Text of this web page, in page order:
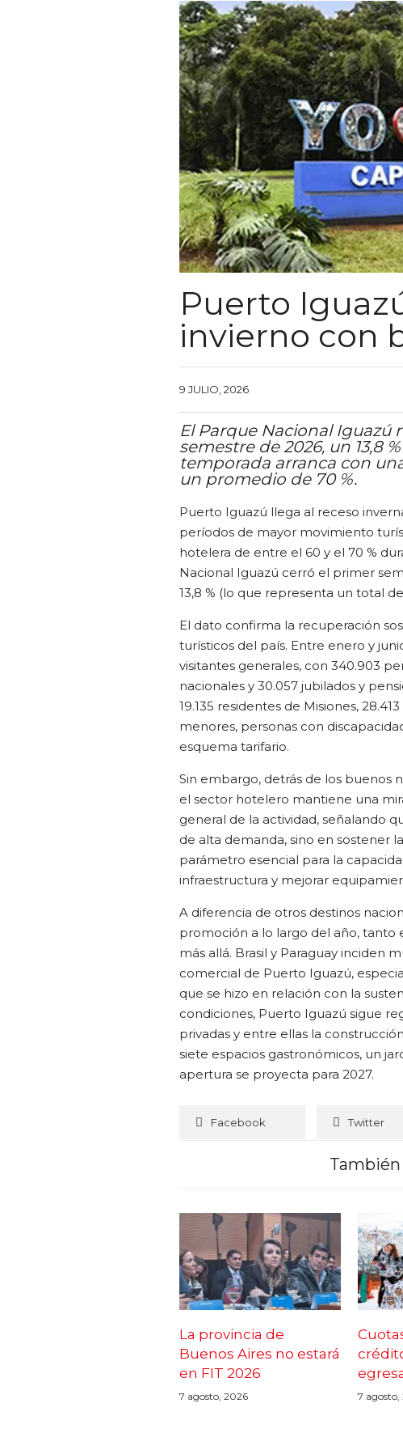
Puerto
invierno con
9 JULIO, 2026
El Parque Nacional Iguazú
semestre de 2026, un 13,8
temporada arranca con
un promedio de 70 %.
Puerto Iguazú llega al receso
períodos de mayor movimiento
hotelera de entre el 60 y el 70 %
Nacional Iguazú cerró el primer
13,8 % (lo que representa un total de
El dato confirma la recuperación
turísticos del país. Entre enero y
visitantes generales, con 340.903
nacionales y 30.057 jubilados y
19.135 residentes de Misiones,
menores, personas con
esquema tarifario.
Sin embargo, detrás de los buenos
el sector hotelero mantiene una
general de la actividad, señalando
de alta demanda, sino en sostener
parámetro esencial para la
infraestructura y mejorar
A diferencia de otros destinos
promoción a lo largo del año, tanto
más allá. Brasil y Paraguay inciden
comercial de Puerto Iguazú,
que se hizo en relación con la
condiciones, Puerto Iguazú sigue
privadas y entre ellas la
siete espacios gastronómicos, un
apertura se proyecta para 2027.
Facebook Twitter
La provincia de
Buenos Aires no estará
en FIT 2026
7 agosto, 2026 7 agosto,